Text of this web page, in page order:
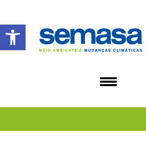
Abrir a barra de ferramentas